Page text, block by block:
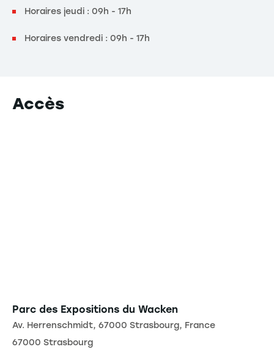
Horaires jeudi : 09h - 17h
Horaires vendredi : 09h - 17h
Accès
Parc des Expositions du Wacken
Av. Herrenschmidt, 67000 Strasbourg, France
67000 Strasbourg